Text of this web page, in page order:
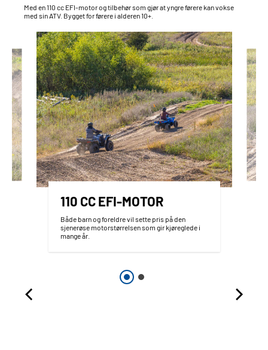
Med en 110 cc EFI-motor og tilbehør som gjør at yngre førere kan vokse
med sin ATV. Bygget for førere i alderen 10+.
110 CC EFI-MOTOR
Både barn og foreldre vil sette pris på den
sjenerøse motorstørrelsen som gir kjøreglede i
mange år.